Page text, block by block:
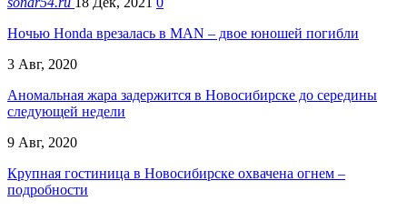
Ночью Honda врезалась в MAN – двое юношей погибли
3 Авг, 2020
Аномальная жара задержится в Новосибирске до середины
следующей недели
9 Авг, 2020
Крупная гостиница в Новосибирске охвачена огнем –
подробности